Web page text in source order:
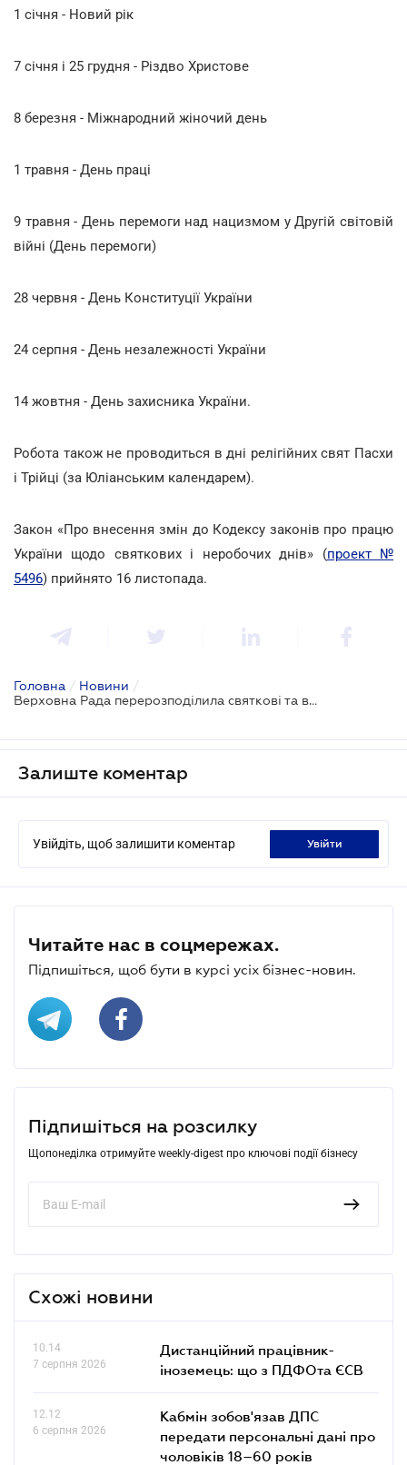
1 січня - Новий рік
7 січня і 25 грудня - Різдво Христове
8 березня - Міжнародний жіночий день
1 травня - День праці
9 травня - День перемоги над нацизмом у Другій світовій
війні (День перемоги)
28 червня - День Конституції України
24 серпня - День незалежності України
14 жовтня - День захисника України.
Робота також не проводиться в дні релігійних свят Пасхи
і Трійці (за Юліанським календарем).
Закон «Про внесення змін до Кодексу законів про працю
України щодо святкових і неробочих днів» (проект №
5496) прийнято 16 листопада.
Головна / Новини /
Верховна Рада перерозподілила святкові та вихідні дні
Залиште коментар
Увійдіть, щоб залишити коментар увійти
Читайте нас в соцмережах.
Підпишіться, щоб бути в курсі усіх бізнес-новин.
Підпишіться на розсилку
Щопонеділка отримуйте weekly-digest про ключові події бізнесу
Схожі новини
10.14
7 серпня 2026
Дистанційний працівник-
іноземець: що з ПДФОта ЄСВ
12.12
6 серпня 2026
Кабмін зобов'язав ДПС
передати персональні дані про
чоловіків 18–60 років